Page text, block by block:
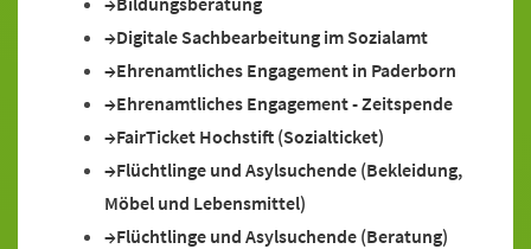
Digitale Sachbearbeitung im Sozialamt
Ehrenamtliches Engagement in Paderborn
Ehrenamtliches Engagement - Zeitspende
FairTicket Hochstift (Sozialticket)
Flüchtlinge und Asylsuchende (Bekleidung,
Möbel und Lebensmittel)
Flüchtlinge und Asylsuchende (Beratung)